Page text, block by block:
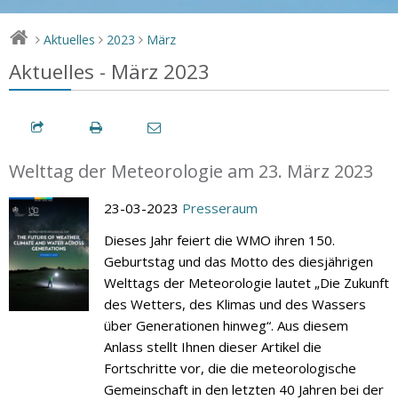
> Aktuelles > 2023 > März
Aktuelles - März 2023
Welttag der Meteorologie am 23. März 2023
23-03-2023 Presseraum
Dieses Jahr feiert die WMO ihren 150.
Geburtstag und das Motto des diesjährigen
Welttags der Meteorologie lautet „Die Zukunft
des Wetters, des Klimas und des Wassers
über Generationen hinweg“. Aus diesem
Anlass stellt Ihnen dieser Artikel die
Fortschritte vor, die die meteorologische
Gemeinschaft in den letzten 40 Jahren bei der